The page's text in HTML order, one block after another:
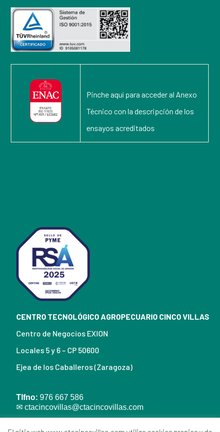
Pinche aquí para acceder al Anexo
Técnico con la descripción de los
ensayos acreditados
CENTRO TECNOLÓGICO AGROPECUARIO CINCO VILLAS
Centro de Negocios EXION
Locales 5 y 6 – CP 50600
Ejea de los Caballeros (Zaragoza)
Tlfno: 976 667 586
✉ ctacincovillas@ctacincovillas.com